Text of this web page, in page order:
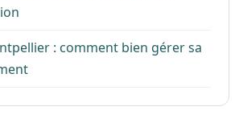
: comment bien gérer sa